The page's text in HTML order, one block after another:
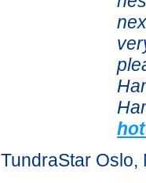
TundraStar Oslo,